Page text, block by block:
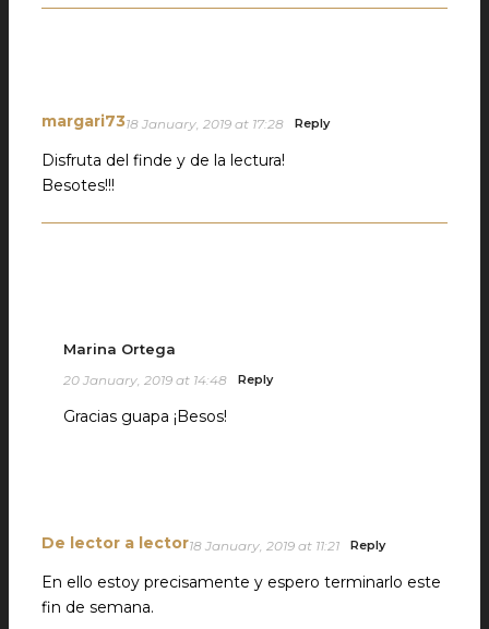
margari7318 January, 2019 at 17:28 Reply
Disfruta del finde y de la lectura!
Besotes!!!
Marina Ortega
20 January, 2019 at 14:48 Reply
Gracias guapa ¡Besos!
De lector a lector18 January, 2019 at 11:21 Reply
En ello estoy precisamente y espero terminarlo este
fin de semana.